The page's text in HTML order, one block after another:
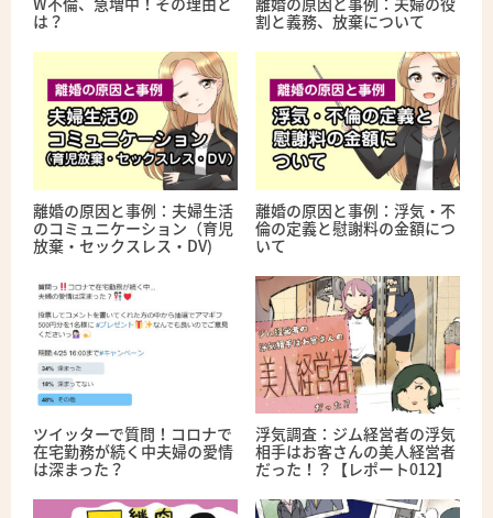
は？
割と義務、放棄について
離婚の原因と事例：夫婦生活
のコミュニケーション（育児
放棄・セックスレス・DV)
離婚の原因と事例：浮気・不
倫の定義と慰謝料の金額につ
いて
ツイッターで質問！コロナで
在宅勤務が続く中夫婦の愛情
は深まった？
浮気調査：ジム経営者の浮気
相手はお客さんの美人経営者
だった！？【レポート012】